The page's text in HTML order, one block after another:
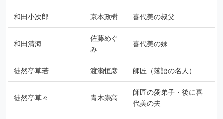
和田小次郎 京本政樹 喜代美の叔父
和田清海
佐藤めぐ
み
喜代美の妹
徒然亭草若 渡瀬恒彦 師匠（落語の名人）
徒然亭草々 青木崇高
師匠の愛弟子・後に喜
代美の夫